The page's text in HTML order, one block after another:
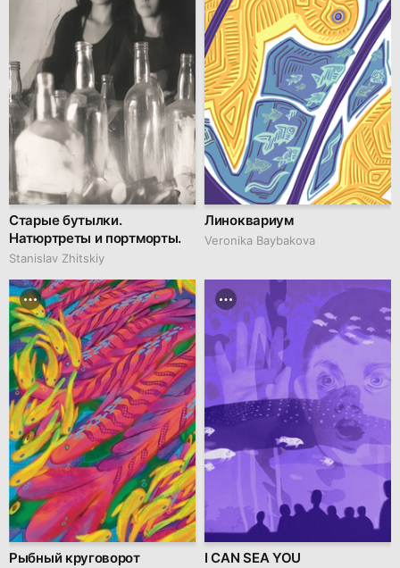
Старые бутылки.
Натюртреты и портморты.
Stanislav Zhitskiy
Линоквариум
Veronika Baybakova
Рыбный круговорот I CAN SEA YOU